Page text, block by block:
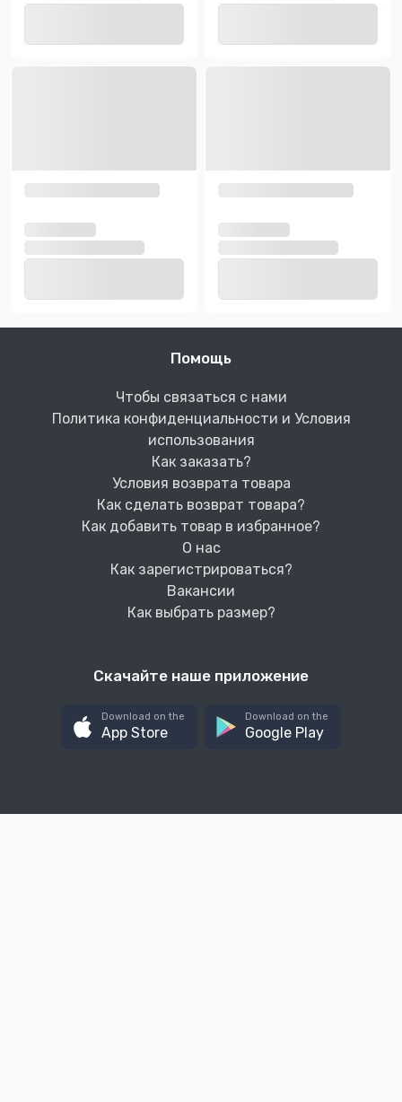
Помощь
Чтобы связаться с нами
Политика конфиденциальности и Условия
использования
Как заказать?
Условия возврата товара
Как сделать возврат товара?
Как добавить товар в избранное?
О нас
Как зарегистрироваться?
Вакансии
Как выбрать размер?
Скачайте наше приложение
Download on the
App Store
Download on the
Google Play